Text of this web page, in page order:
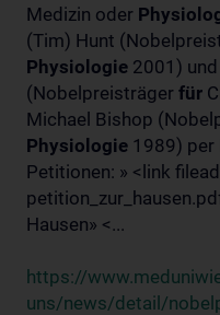
Medizin oder
(Tim) Hunt
Physiologie 2001)
(Nobelpreisträger für
Michael Bishop
Physiologie 1989) per
Petitionen: » <link
Hausen» <...
https://
uns/news/detail/